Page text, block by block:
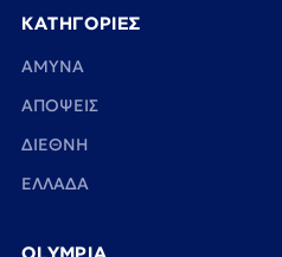
ΚΑΤΗΓΟΡΙΕΣ
ΑΜΥΝΑ
ΑΠΟΨΕΙΣ
ΔΙΕΘΝΗ
ΕΛΛΑΔΑ